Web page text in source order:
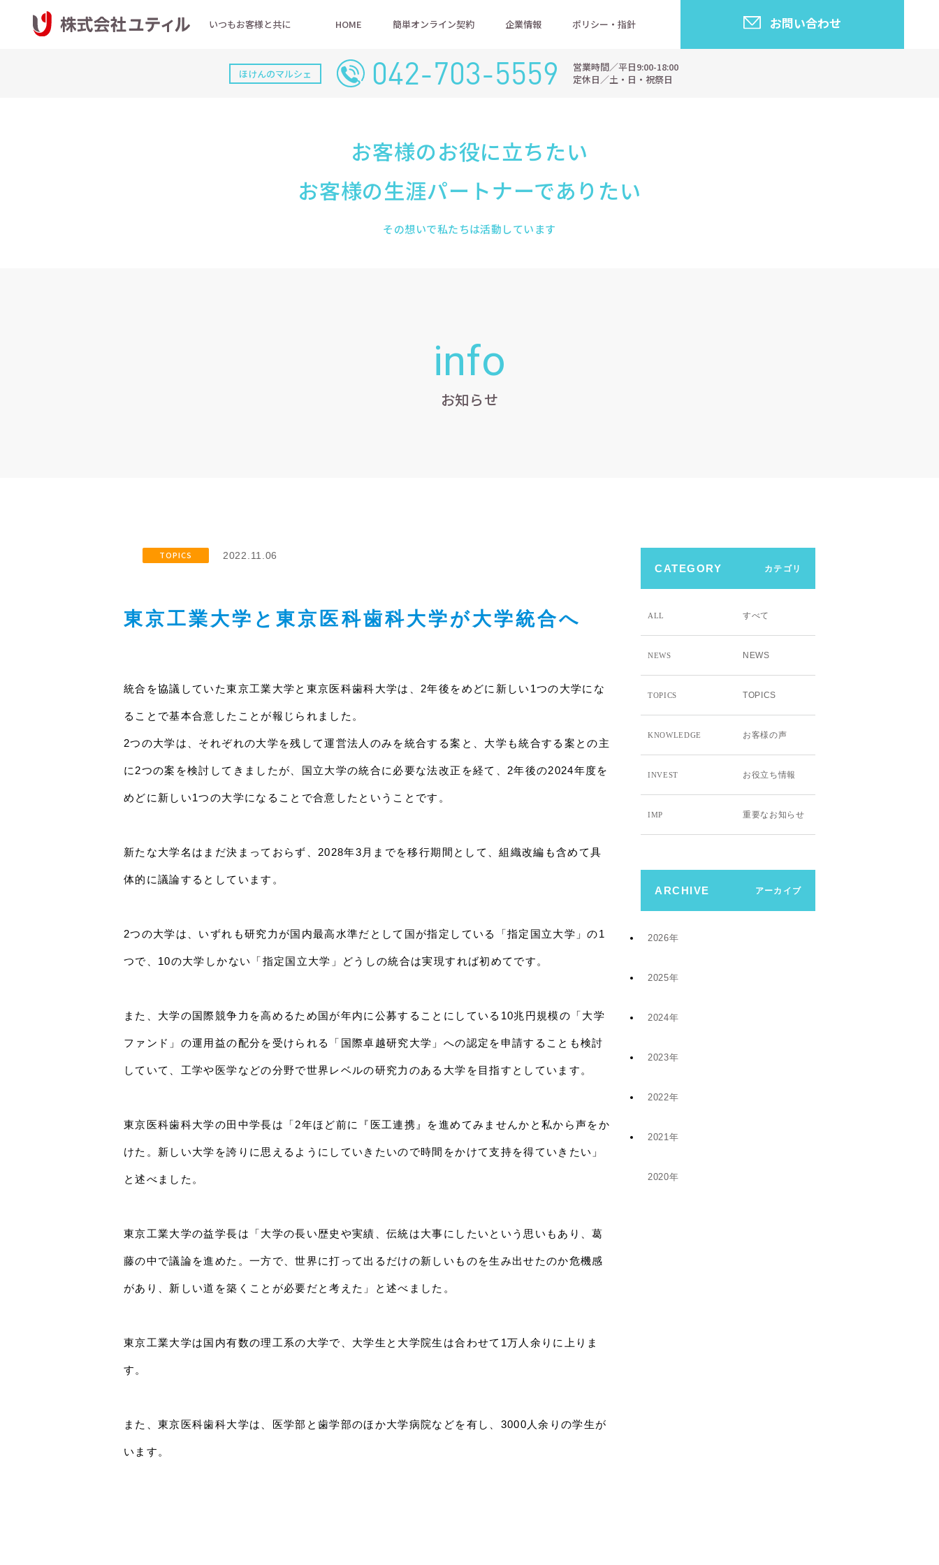
いつもお客様と共に HOME 簡単オンライン契約 企業情報 ポリシー・指針 お問い合わせ
ほけんのマルシェ 042-703-5559
営業時間／平日9:00-18:00
定休日／土・日・祝祭日
お客様のお役に立ちたい
お客様の生涯パートナーでありたい
その想いで私たちは活動しています
info
お知らせ
TOPICS 2022.11.06
東京工業大学と東京医科歯科大学が大学統合へ
統合を協議していた東京工業大学と東京医科歯科大学は、2年後をめどに新しい1つの大学にな
ることで基本合意したことが報じられました。
2つの大学は、それぞれの大学を残して運営法人のみを統合する案と、大学も統合する案との主
に2つの案を検討してきましたが、国立大学の統合に必要な法改正を経て、2年後の2024年度を
めどに新しい1つの大学になることで合意したということです。
新たな大学名はまだ決まっておらず、2028年3月までを移行期間として、組織改編も含めて具
体的に議論するとしています。
2つの大学は、いずれも研究力が国内最高水準だとして国が指定している「指定国立大学」の1
つで、10の大学しかない「指定国立大学」どうしの統合は実現すれば初めてです。
また、大学の国際競争力を高めるため国が年内に公募することにしている10兆円規模の「大学
ファンド」の運用益の配分を受けられる「国際卓越研究大学」への認定を申請することも検討
していて、工学や医学などの分野で世界レベルの研究力のある大学を目指すとしています。
東京医科歯科大学の田中学長は「2年ほど前に『医工連携』を進めてみませんかと私から声をか
けた。新しい大学を誇りに思えるようにしていきたいので時間をかけて支持を得ていきたい」
と述べました。
東京工業大学の益学長は「大学の長い歴史や実績、伝統は大事にしたいという思いもあり、葛
藤の中で議論を進めた。一方で、世界に打って出るだけの新しいものを生み出せたのか危機感
があり、新しい道を築くことが必要だと考えた」と述べました。
東京工業大学は国内有数の理工系の大学で、大学生と大学院生は合わせて1万人余りに上りま
す。
また、東京医科歯科大学は、医学部と歯学部のほか大学病院などを有し、3000人余りの学生が
います。
CATEGORY カテゴリ
ALL すべて
NEWS NEWS
TOPICS TOPICS
KNOWLEDGE お客様の声
INVEST お役立ち情報
IMP 重要なお知らせ
ARCHIVE アーカイブ
2026年
7月 (9)
4月 (2)
1月 (4)
2025年
12月 (6)
11月 (5)
8月 (1)
6月 (1)
2024年
11月 (8)
5月 (4)
1月 (1)
2023年
10月 (2)
8月 (5)
5月 (5)
2022年
12月 (9)
11月 (19)
2021年
12月 (1)
2020年